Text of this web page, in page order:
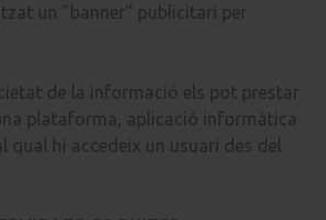
un "banner" publicitari per
de la informació els pot prestar
plataforma, aplicació informàtica
qual hi accedeix un usuari des del